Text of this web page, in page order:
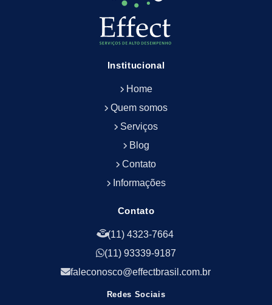
Empresa de Limpeza de Fachada
Empresa de Limpeza de Fachadas
Empresa de Limpeza e Conservação Predial
Empresa de Portaria e Controlador de Acesso
Empresa de Portaria e Limpeza
Empresa de Serviços Terceirizados
Empresa de Terceirização de Portaria
Empresa de Terceirização de Serviços de
Empresa de Terceirização de Serviços de
Empresa de Zeladoria e Portaria
Empresas Terceirizadas Recepção
Empresas de Jardinagem para Condomínios
Institucional
Home
Quem somos
Serviços
Blog
Contato
Informações
Contato
(11) 4323-7664
(11) 93339-9187
faleconosco@effectbrasil.com.br
Redes Sociais